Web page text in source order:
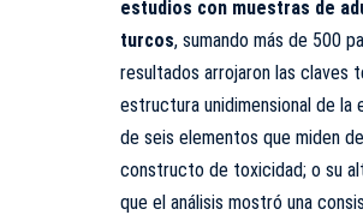
estudios con muestras de
turcos, sumando más de 500
resultados arrojaron las claves
estructura unidimensional de la
de seis elementos que miden
constructo de toxicidad; o su
que el análisis mostró una